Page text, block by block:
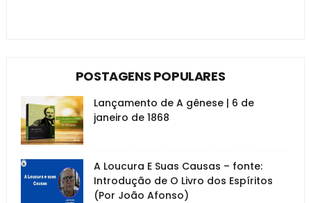
POSTAGENS POPULARES
Lançamento de A gênese | 6 de
janeiro de 1868
A Loucura E Suas Causas – fonte:
Introdução de O Livro dos Espíritos
(Por João Afonso)